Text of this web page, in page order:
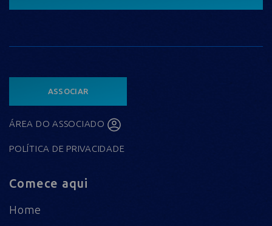
ASSOCIAR
ÁREA DO ASSOCIADO
POLÍTICA DE PRIVACIDADE
Comece aqui
Home